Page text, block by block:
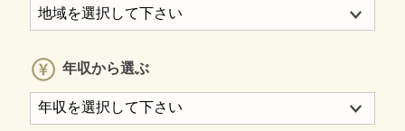
年収から選ぶ